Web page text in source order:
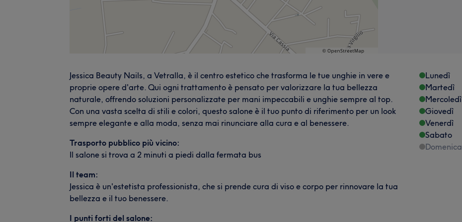
Jessica Beauty Nails, a Vetralla, è il centro estetico che trasforma le tue unghie in vere e
proprie opere d'arte. Qui ogni trattamento è pensato per valorizzare la tua bellezza
naturale, offrendo soluzioni personalizzate per mani impeccabili e unghie sempre al top.
Con una vasta scelta di stili e colori, questo salone è il tuo punto di riferimento per un look
sempre elegante e alla moda, senza mai rinunciare alla cura e al benessere.
Trasporto pubblico più vicino:
Il salone si trova a 2 minuti a piedi dalla fermata bus
Il team:
Jessica è un'estetista professionista, che si prende cura di viso e corpo per rinnovare la tua
bellezza e il tuo benessere.
I punti forti del salone:
Lunedì
Martedì
Mercoledì
Giovedì
Venerdì
Sabato
Domenica